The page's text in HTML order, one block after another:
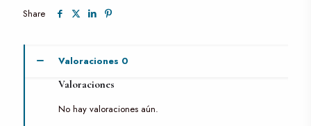
Share
Valoraciones 0
Valoraciones
No hay valoraciones aún.